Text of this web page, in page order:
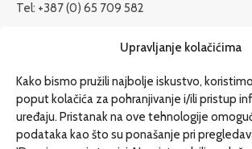
Upravljanje kolačićima
Kako bismo pružili najbolje iskustvo,
poput kolačića za pohranjivanje i/ili pristup
uređaju. Pristanak na ove tehnologije
podataka kao što su ponašanje pri
Tel: +387 (0) 65 709 582
redakcija@etrafika.net
Dosije